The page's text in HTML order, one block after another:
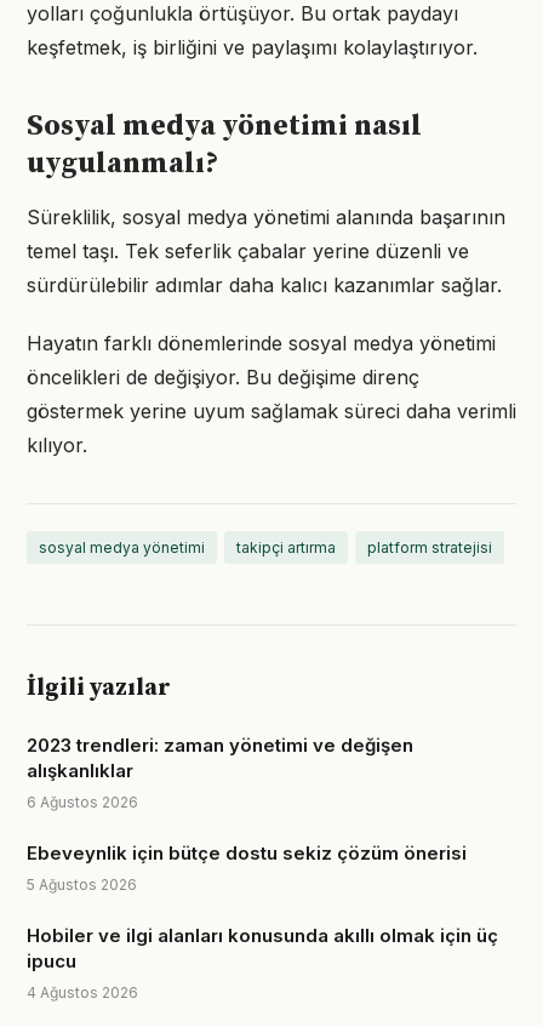
yolları çoğunlukla örtüşüyor. Bu ortak paydayı
keşfetmek, iş birliğini ve paylaşımı kolaylaştırıyor.
Sosyal medya yönetimi nasıl
uygulanmalı?
Süreklilik, sosyal medya yönetimi alanında başarının
temel taşı. Tek seferlik çabalar yerine düzenli ve
sürdürülebilir adımlar daha kalıcı kazanımlar sağlar.
Hayatın farklı dönemlerinde sosyal medya yönetimi
öncelikleri de değişiyor. Bu değişime direnç
göstermek yerine uyum sağlamak süreci daha verimli
kılıyor.
sosyal medya yönetimi takipçi artırma platform stratejisi
İlgili yazılar
2023 trendleri: zaman yönetimi ve değişen
alışkanlıklar
6 Ağustos 2026
Ebeveynlik için bütçe dostu sekiz çözüm önerisi
5 Ağustos 2026
Hobiler ve ilgi alanları konusunda akıllı olmak için üç
ipucu
4 Ağustos 2026